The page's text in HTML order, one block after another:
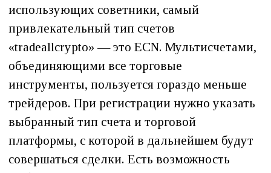
использующих советники, самый
привлекательный тип счетов
«tradeallcrypto» — это ECN. Мультисчетами,
объединяющими все торговые
инструменты, пользуется гораздо меньше
трейдеров. При регистрации нужно указать
выбранный тип счета и торговой
платформы, с которой в дальнейшем будут
совершаться сделки. Есть возможность